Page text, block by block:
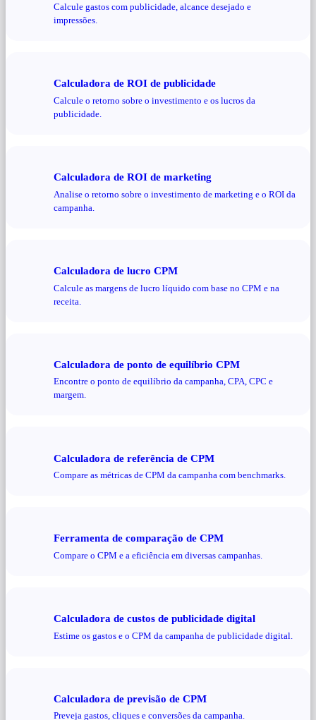
Calcule gastos com publicidade, alcance desejado e
impressões.
Calculadora de ROI de publicidade
Calcule o retorno sobre o investimento e os lucros da
publicidade.
Calculadora de ROI de marketing
Analise o retorno sobre o investimento de marketing e o ROI da
campanha.
Calculadora de lucro CPM
Calcule as margens de lucro líquido com base no CPM e na
receita.
Calculadora de ponto de equilíbrio CPM
Encontre o ponto de equilíbrio da campanha, CPA, CPC e
margem.
Calculadora de referência de CPM
Compare as métricas de CPM da campanha com benchmarks.
Ferramenta de comparação de CPM
Compare o CPM e a eficiência em diversas campanhas.
Calculadora de custos de publicidade digital
Estime os gastos e o CPM da campanha de publicidade digital.
Calculadora de previsão de CPM
Preveja gastos, cliques e conversões da campanha.